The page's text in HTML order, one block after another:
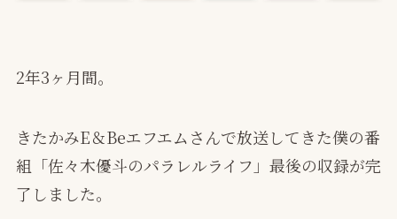
2年3ヶ月間。
きたかみE＆Beエフエムさんで放送してきた僕の番
組「佐々木優斗のパラレルライフ」最後の収録が完
了しました。